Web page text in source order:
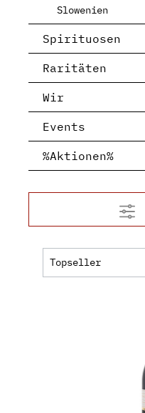
Slowenien
Spirituosen
Raritäten
Wir
Events
%Aktionen%